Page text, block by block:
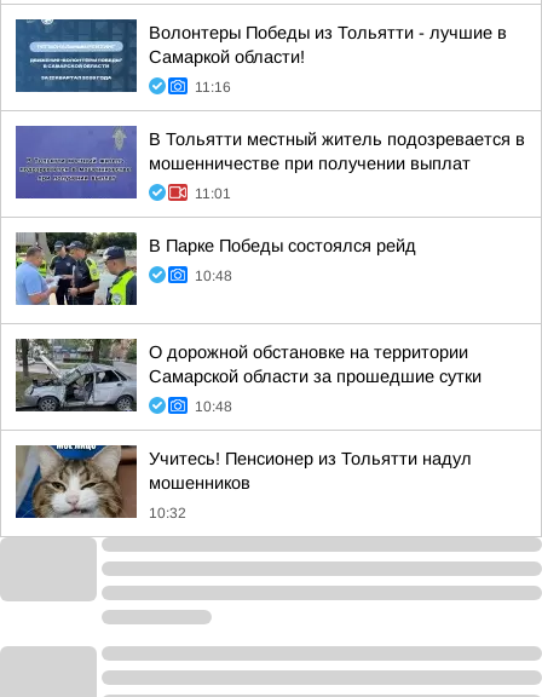
Волонтеры Победы из Тольятти - лучшие в
Самаркой области!
11:16
В Тольятти местный житель подозревается в
мошенничестве при получении выплат
11:01
В Парке Победы состоялся рейд
10:48
О дорожной обстановке на территории
Самарской области за прошедшие сутки
10:48
Учитесь! Пенсионер из Тольятти надул
мошенников
10:32